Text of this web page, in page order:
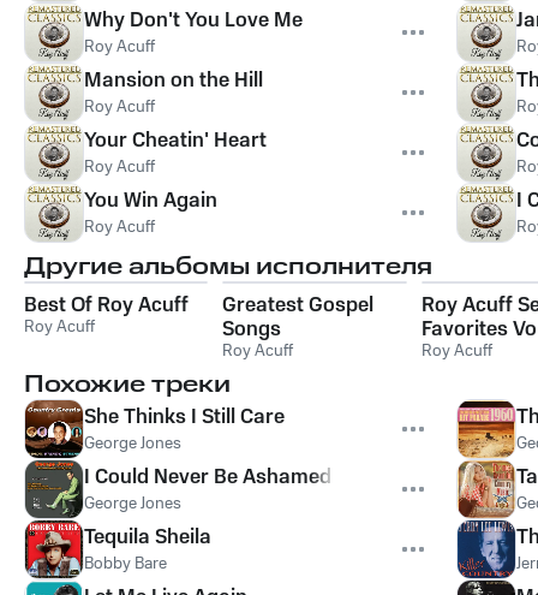
Why Don't You Love Me
Roy Acuff
Mansion on the Hill
Roy Acuff
Your Cheatin' Heart
Roy Acuff
You Win Again
Roy Acuff
I
Другие альбомы исполнителя
Best Of Roy Acuff
Roy Acuff
Greatest Gospel
Songs
Roy Acuff
Roy Acuff
Favorites
Roy Acuff
Похожие треки
She Thinks I Still Care
George Jones
I Could Never Be Ashamed of You
George Jones
Tequila Sheila
Bobby Bare